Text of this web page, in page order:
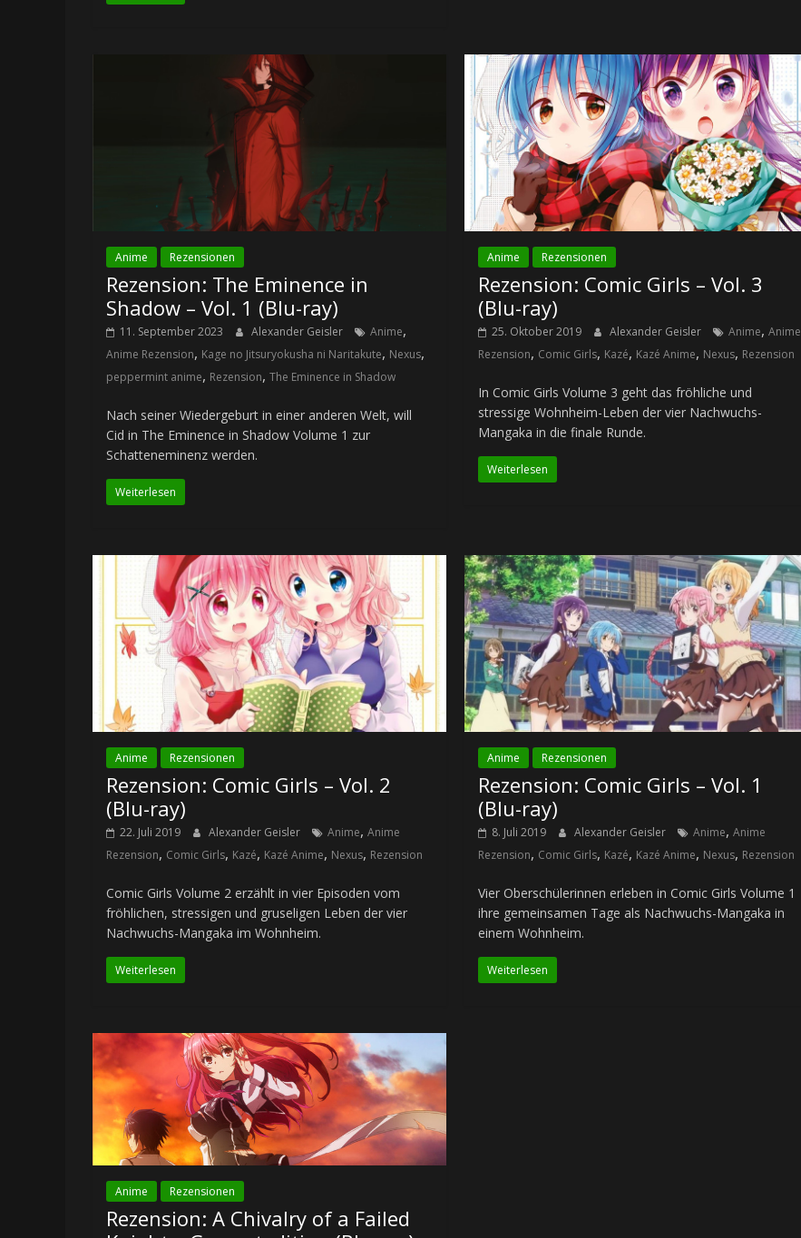
Anime Rezensionen
Rezension: The Eminence in
Shadow – Vol. 1 (Blu-ray)
11. September 2023 Alexander Geisler Anime,
Anime Rezension, Kage no Jitsuryokusha ni Naritakute, Nexus,
peppermint anime, Rezension, The Eminence in Shadow
Nach seiner Wiedergeburt in einer anderen Welt, will
Cid in The Eminence in Shadow Volume 1 zur
Schatteneminenz werden.
Weiterlesen
Anime Rezensionen
Rezension: Comic Girls – Vol. 3
(Blu-ray)
25. Oktober 2019 Alexander Geisler Anime,Anime
Rezension, Comic Girls, Kazé, Kazé Anime, Nexus, Rezension
In Comic Girls Volume 3 geht das fröhliche und
stressige Wohnheim-Leben der vier Nachwuchs-
Mangaka in die finale Runde.
Weiterlesen
Anime Rezensionen
Rezension: Comic Girls – Vol. 2
(Blu-ray)
22. Juli 2019 Alexander Geisler Anime, Anime
Rezension, Comic Girls, Kazé, Kazé Anime, Nexus, Rezension
Comic Girls Volume 2 erzählt in vier Episoden vom
fröhlichen, stressigen und gruseligen Leben der vier
Nachwuchs-Mangaka im Wohnheim.
Weiterlesen
Anime Rezensionen
Rezension: Comic Girls – Vol. 1
(Blu-ray)
8. Juli 2019 Alexander Geisler Anime,Anime
Rezension, Comic Girls, Kazé, Kazé Anime, Nexus, Rezension
Vier Oberschülerinnen erleben in Comic Girls Volume 1
ihre gemeinsamen Tage als Nachwuchs-Mangaka in
einem Wohnheim.
Weiterlesen
Anime Rezensionen
Rezension: A Chivalry of a Failed